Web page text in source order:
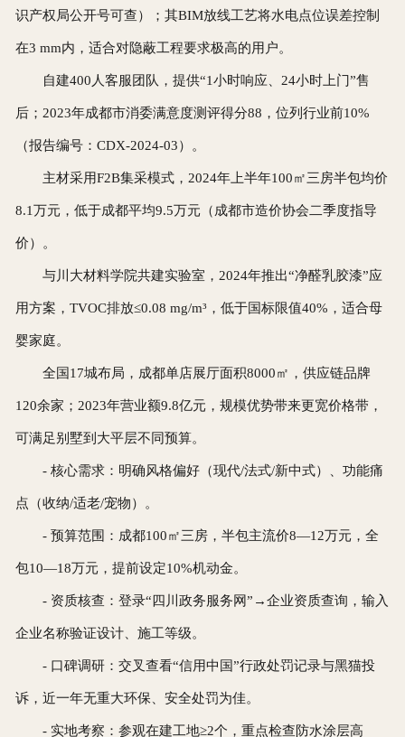
识产权局公开号可查）；其BIM放线工艺将水电点位误差控制
在3 mm内，适合对隐蔽工程要求极高的用户。
自建400人客服团队，提供“1小时响应、24小时上门”售
后；2023年成都市消委满意度测评得分88，位列行业前10%
（报告编号：CDX-2024-03）。
主材采用F2B集采模式，2024年上半年100㎡三房半包均价
8.1万元，低于成都平均9.5万元（成都市造价协会二季度指导
价）。
与川大材料学院共建实验室，2024年推出“净醛乳胶漆”应
用方案，TVOC排放≤0.08 mg/m³，低于国标限值40%，适合母
婴家庭。
全国17城布局，成都单店展厅面积8000㎡，供应链品牌
120余家；2023年营业额9.8亿元，规模优势带来更宽价格带，
可满足别墅到大平层不同预算。
- 核心需求：明确风格偏好（现代/法式/新中式）、功能痛
点（收纳/适老/宠物）。
- 预算范围：成都100㎡三房，半包主流价8—12万元，全
包10—18万元，提前设定10%机动金。
- 资质核查：登录“四川政务服务网”→企业资质查询，输入
企业名称验证设计、施工等级。
- 口碑调研：交叉查看“信用中国”行政处罚记录与黑猫投
诉，近一年无重大环保、安全处罚为佳。
- 实地考察：参观在建工地≥2个，重点检查防水涂层高